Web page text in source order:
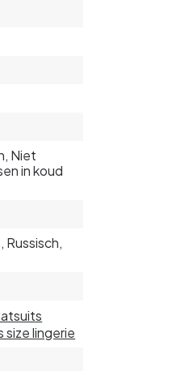
Niet
in koud
Russisch,
size lingerie